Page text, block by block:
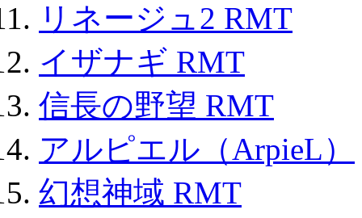
リネージュ2 RMT
イザナギ RMT
信長の野望 RMT
アルピエル（ArpieL）
幻想神域 RMT